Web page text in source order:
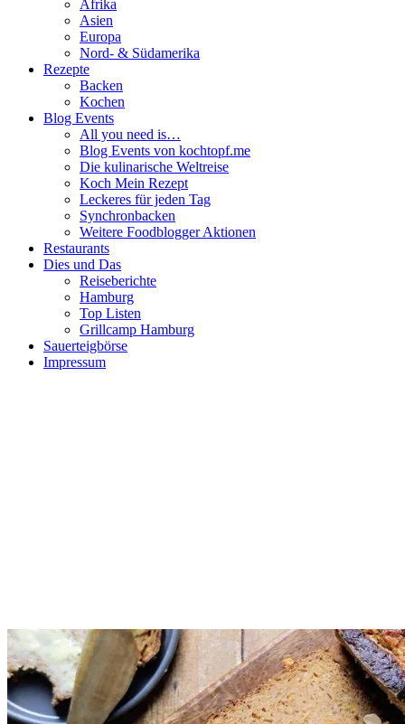
Afrika
Asien
Europa
Nord- & Südamerika
Rezepte
Backen
Kochen
Blog Events
All you need is…
Blog Events von kochtopf.me
Die kulinarische Weltreise
Koch Mein Rezept
Leckeres für jeden Tag
Synchronbacken
Weitere Foodblogger Aktionen
Restaurants
Dies und Das
Reiseberichte
Hamburg
Top Listen
Grillcamp Hamburg
Sauerteigbörse
Impressum